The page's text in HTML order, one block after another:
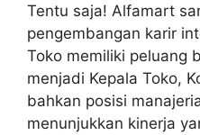
Tentu saja! Alfamart
pengembangan karir
Toko memiliki peluang
menjadi Kepala Toko,
bahkan posisi
menunjukkan kinerja